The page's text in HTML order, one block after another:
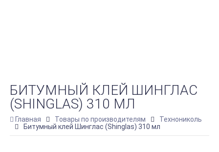
БИТУМНЫЙ КЛЕЙ ШИНГЛАС
(SHINGLAS) 310 МЛ
Главная Товары по производителям
Технониколь
Битумный клей Шинглас (Shinglas) 310 мл